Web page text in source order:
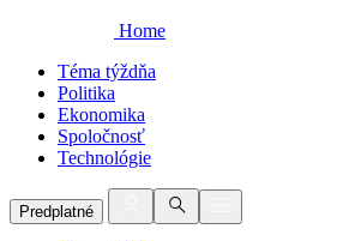
Home
Téma týždňa
Politika
Ekonomika
Spoločnosť
Technológie
Predplatné